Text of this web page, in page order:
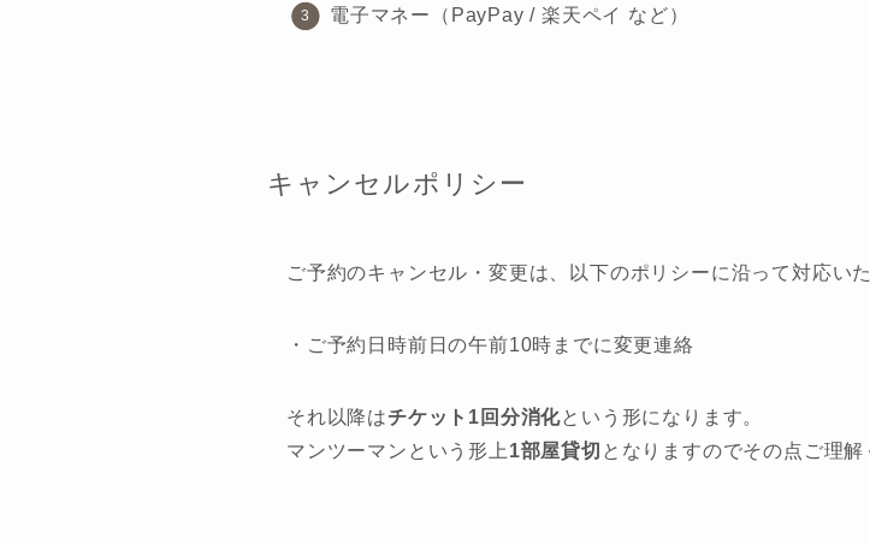
電子マネー（PayPay / 楽天ペイ など）
キャンセルポリシー
ご予約のキャンセル・変更は、以下のポリシーに沿って対応いた
・ご予約日時前日の午前10時までに変更連絡
それ以降はチケット1回分消化という形になります。
マンツーマンという形上 1部屋貸切 となりますのでその点ご理解